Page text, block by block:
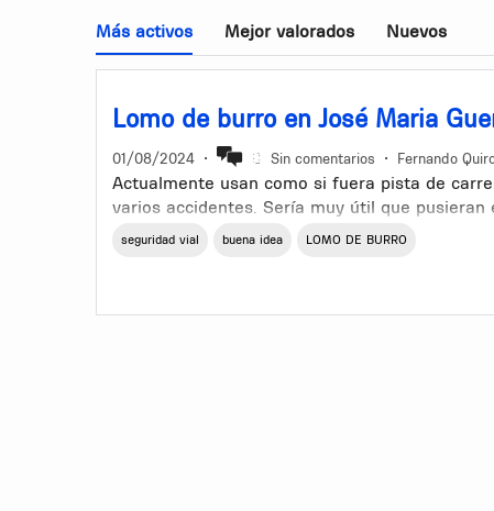
Más activos Mejor valorados Nuevos
Lomo de burro en José Maria
01/08/2024 • Sin comentarios • Fernando
Actualmente usan como si fuera pista de
varios accidentes. Sería muy útil que
seguridad vial buena idea LOMO DE BURRO